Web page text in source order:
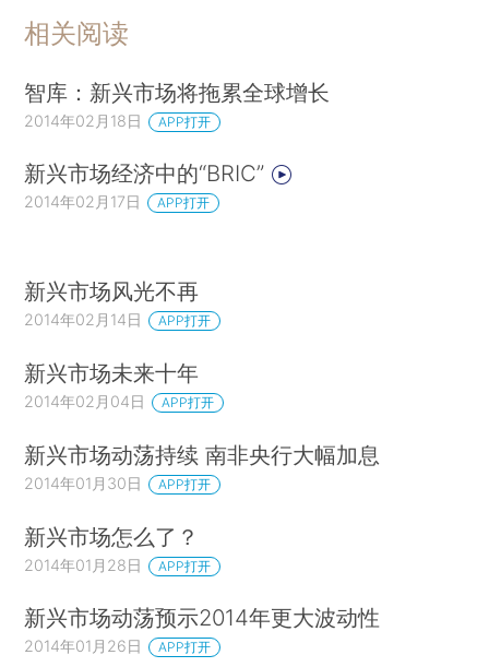
相关阅读
智库：新兴市场将拖累全球增长
2014年02月18日 APP打开
新兴市场经济中的“BRIC”
2014年02月17日 APP打开
新兴市场风光不再
2014年02月14日 APP打开
新兴市场未来十年
2014年02月04日 APP打开
新兴市场动荡持续 南非央行大幅加息
2014年01月30日 APP打开
新兴市场怎么了？
2014年01月28日 APP打开
新兴市场动荡预示2014年更大波动性
2014年01月26日 APP打开